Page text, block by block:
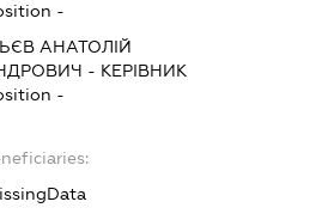
-
АНАТОЛІЙ
- КЕРІВНИК
-